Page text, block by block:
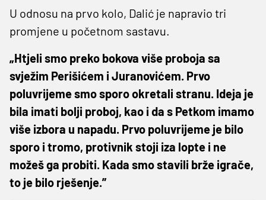
U odnosu na prvo kolo, Dalić je napravio tri
promjene u početnom sastavu.
„Htjeli smo preko bokova više proboja sa
svježim Perišićem i Juranovićem. Prvo
poluvrijeme smo sporo okretali stranu. Ideja je
bila imati bolji proboj, kao i da s Petkom imamo
više izbora u napadu. Prvo poluvrijeme je bilo
sporo i tromo, protivnik stoji iza lopte i ne
možeš ga probiti. Kada smo stavili brže igrače,
to je bilo rješenje.”